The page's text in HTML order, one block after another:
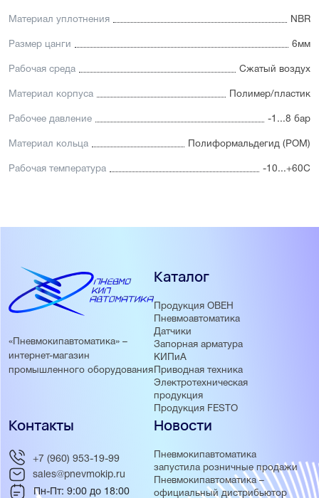
Материал уплотнения NBR
Размер цанги 6мм
Рабочая среда Сжатый воздух
Материал корпуса Полимер/пластик
Рабочее давление -1...8 бар
Материал кольца Полиформальдегид (POM)
Рабочая температура -10...+60С
«Пневмокипавтоматика» –
интернет-магазин
промышленного оборудования
Каталог
Продукция ОВЕН
Пневмоавтоматика
Датчики
Запорная арматура
КИПиА
Приводная техника
Электротехническая
продукция
Продукция FESTO
Новости
Пневмокипавтоматика
запустила розничные продажи
Пневмокипавтоматика –
официальный дистрибьютор
Контакты
+7 (960) 953-19-99
sales@pnevmokip.ru
Пн-Пт: 9:00 до 18:00